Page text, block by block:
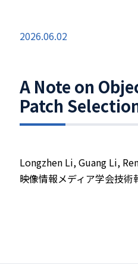
2026.06.02
A Note on
Patch
Longzhen Li, Guang Li,
映像情報メディア学会技術